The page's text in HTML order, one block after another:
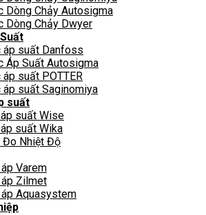
Dòng Chảy Autosigma
Dòng Chảy Dwyer
áp suất Danfoss
Áp Suất Autosigma
suất POTTER
áp suất Saginomiya
suất
suất Wise
suất Wika
Đo Nhiệt Độ
Varem
Zilmet
Aquasystem